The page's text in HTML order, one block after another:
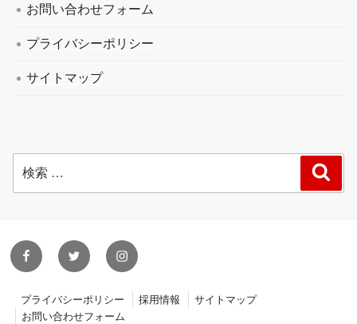
お問い合わせフォーム
プライバシーポリシー
サイトマップ
索:
facebooktwitter instagram
プライバシーポリシー 採用情報
サイトマップ
お問い合わせフォーム